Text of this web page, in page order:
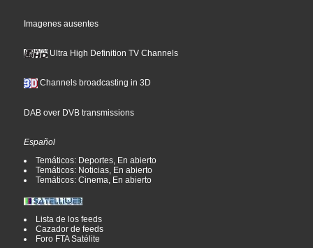
Imagenes ausentes
Ultra High Definition TV Channels
Channels broadcasting in 3D
DAB over DVB transmissions
Español
Temáticos: Deportes, En abierto
Temáticos: Noticias, En abierto
Temáticos: Cinema, En abierto
Lista de los feeds
Cazador de feeds
Foro FTA Satélite